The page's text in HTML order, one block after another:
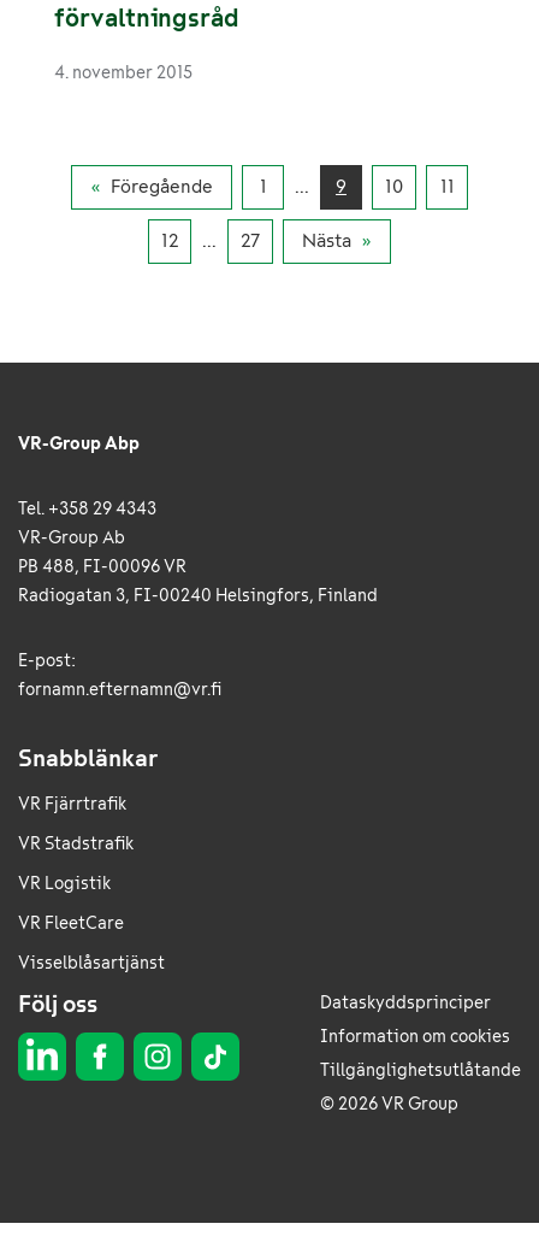
förvaltningsråd
4. november 2015
Föregående 1 ... 9 10 11
12 ... 27 Nästa
VR-Group Abp
Tel. +358 29 4343
VR-Group Ab
PB 488, FI-00096 VR
Radiogatan 3, FI-00240 Helsingfors, Finland
E-post:
fornamn.efternamn@vr.fi
Snabblänkar
VR Fjärrtrafik
VR Stadstrafik
VR Logistik
VR FleetCare
Visselblåsartjänst
Följ oss
Dataskyddsprinciper
Information om cookies
Tillgänglighetsutlåtande
© 2026 VR Group